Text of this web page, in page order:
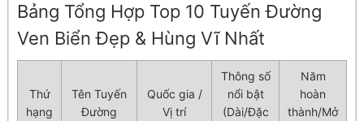
Bảng Tổng Hợp Top 10 Tuyến Đường
Ven Biển Đẹp & Hùng Vĩ Nhất
Thứ
hạng
Tên Tuyến
Đường
Quốc gia /
Vị trí
Thông số
nổi bật
(Dài/Đặc
Năm
hoàn
thành/Mở